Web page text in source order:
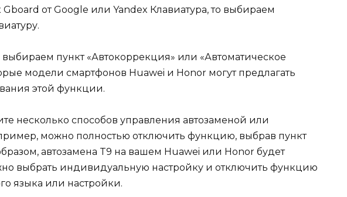
Gboard от Google или Yandex Клавиатура, то выбираем
пункт «Автокоррекция» или «Автоматическое
модели смартфонов Huawei и Honor могут предлагать
этой функции.
несколько способов управления автозаменой или
можно полностью отключить функцию, выбрав пункт
автозамена T9 на вашем Huawei или Honor будет
выбрать индивидуальную настройку и отключить функцию
языка или настройки.